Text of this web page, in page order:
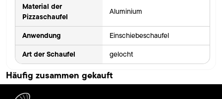
Material der
Pizzaschaufel
Aluminium
Anwendung Einschiebeschaufel
Art der Schaufel gelocht
Häufig zusammen gekauft